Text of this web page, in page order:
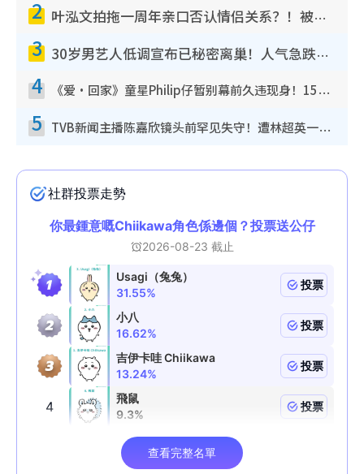
2 叶泓文拍拖一周年亲口否认情侣关系？！被质疑感情造假竟称GM“普通同事”
3 30岁男艺人低调宣布已秘密离巢！人气急跌变失踪人口：“这几年过得并不容易”
4 《爱·回家》童星Philip仔暂别幕前久违现身！15岁近况暴风成长长高变帅气少年
5 TVB新闻主播陈嘉欣镜头前罕见失守！遭林超英一句话突袭吓坏当场大笑